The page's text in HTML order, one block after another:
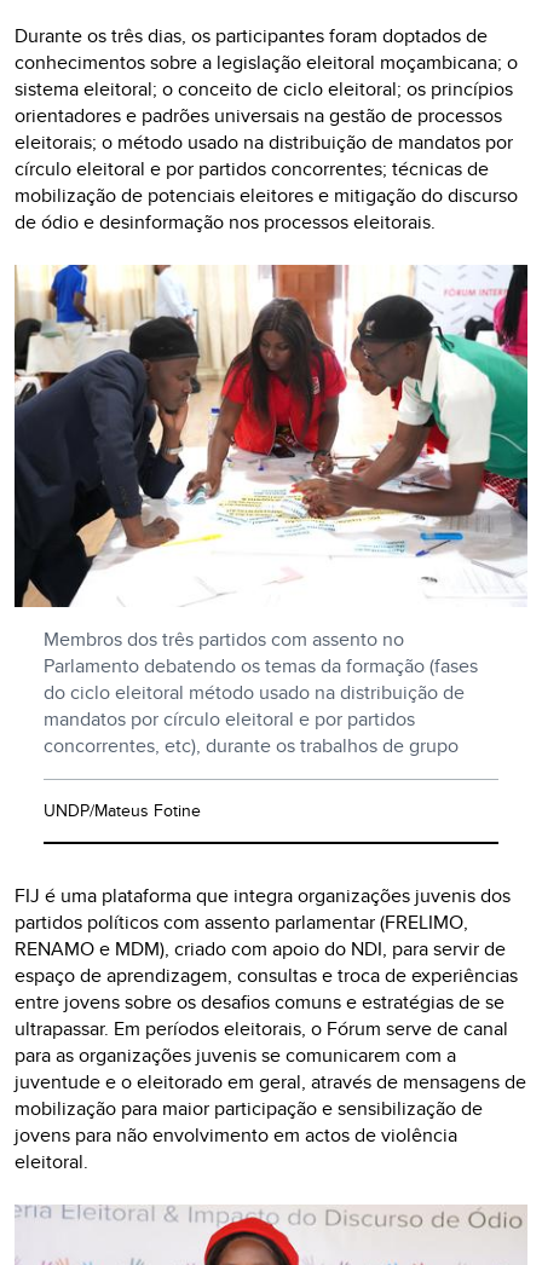
Durante os três dias, os participantes foram doptados de
conhecimentos sobre a legislação eleitoral moçambicana; o
sistema eleitoral; o conceito de ciclo eleitoral; os princípios
orientadores e padrões universais na gestão de processos
eleitorais; o método usado na distribuição de mandatos por
círculo eleitoral e por partidos concorrentes; técnicas de
mobilização de potenciais eleitores e mitigação do discurso
de ódio e desinformação nos processos eleitorais.
Membros dos três partidos com assento no
Parlamento debatendo os temas da formação (fases
do ciclo eleitoral método usado na distribuição de
mandatos por círculo eleitoral e por partidos
concorrentes, etc), durante os trabalhos de grupo
UNDP/Mateus Fotine
FIJ é uma plataforma que integra organizações juvenis dos
partidos políticos com assento parlamentar (FRELIMO,
RENAMO e MDM), criado com apoio do NDI, para servir de
espaço de aprendizagem, consultas e troca de experiências
entre jovens sobre os desafios comuns e estratégias de se
ultrapassar. Em períodos eleitorais, o Fórum serve de canal
para as organizações juvenis se comunicarem com a
juventude e o eleitorado em geral, através de mensagens de
mobilização para maior participação e sensibilização de
jovens para não envolvimento em actos de violência
eleitoral.